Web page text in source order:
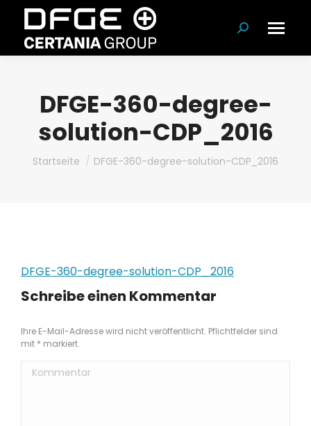
Suchen:
DFGE-360-degree-
solution-CDP_2016
Du bist hier:
Startseite DFGE-360-degree-solution-CDP_2016
DFGE-360-degree-solution-CDP_2016
Schreibe einen Kommentar
Ihre E-Mail-Adresse wird nicht veröffentlicht. Pflichtfelder sind
mit * markiert.
Kommentar